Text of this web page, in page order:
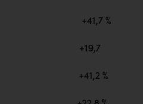
Stk. +41,7 %
+19,7
Stk +41,2 %